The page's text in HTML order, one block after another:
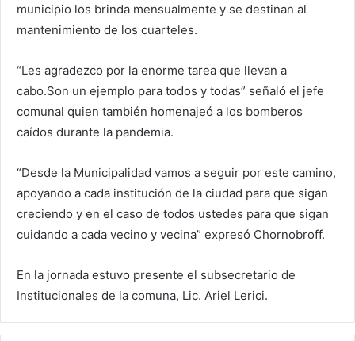
municipio los brinda mensualmente y se destinan al
mantenimiento de los cuarteles.
“Les agradezco por la enorme tarea que llevan a
cabo.Son un ejemplo para todos y todas” señaló el jefe
comunal quien también homenajeó a los bomberos
caídos durante la pandemia.
“Desde la Municipalidad vamos a seguir por este camino,
apoyando a cada institución de la ciudad para que sigan
creciendo y en el caso de todos ustedes para que sigan
cuidando a cada vecino y vecina” expresó Chornobroff.
En la jornada estuvo presente el subsecretario de
Institucionales de la comuna, Lic. Ariel Lerici.